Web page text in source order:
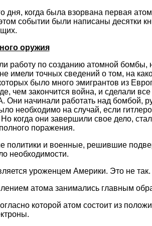
дня, когда была взорвана первая
событии были написаны десятки
оружия
работу по созданию атомной бомбы,
имели точных сведений о том, на
было много эмигрантов из
чем закончится война, и сделали
Они начинали работать над бомбой,
необходимо на случай, если
когда они завершили свое дело,
поражения.
политики и военные, решившие
необходимости.
уроженцем Америки. Это не так.
атома занимались главным
которой атом состоит из